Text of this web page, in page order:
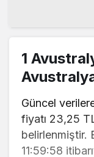
1
Güncel
fiyatı 23,25
belirlenmiştir.
11:59:58